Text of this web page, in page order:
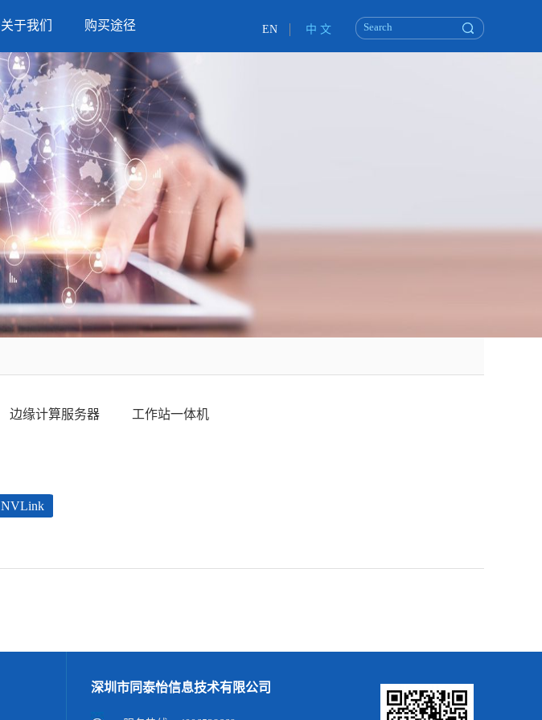
EN 中 文
关于我们 购买途径
边缘计算服务器 工作站一体机
NVLink
深圳市同泰怡信息技术有限公司